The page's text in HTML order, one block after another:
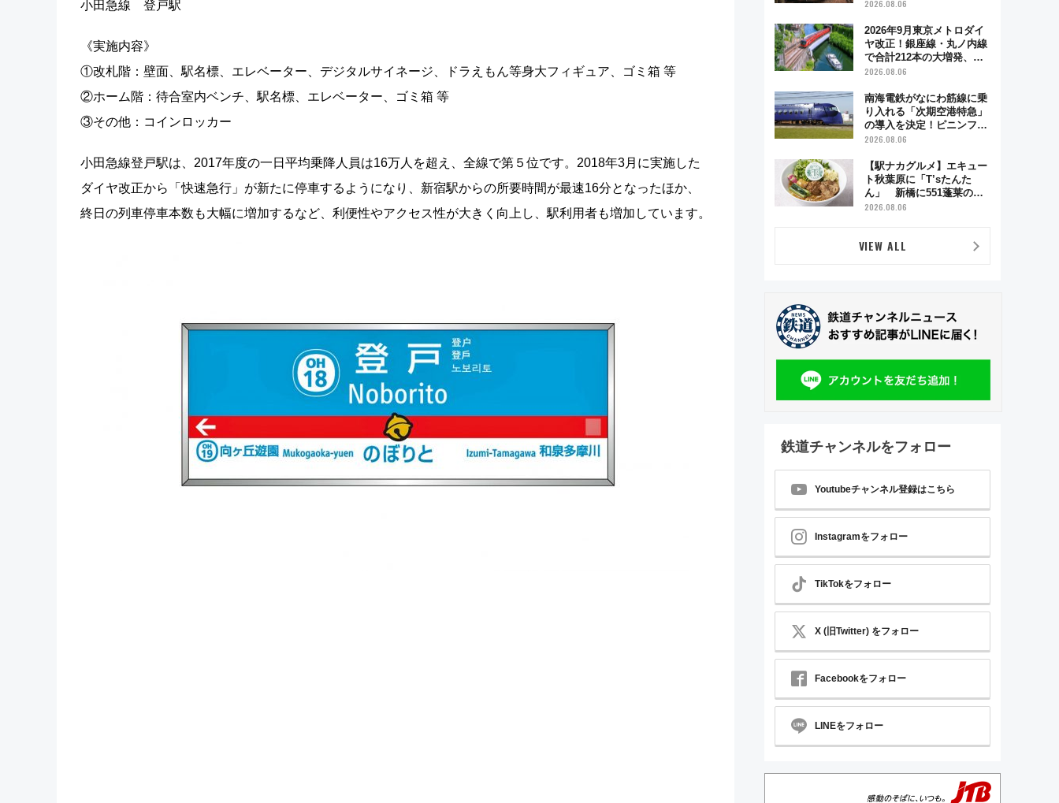
小田急線 登戸駅
《実施内容》
①改札階：壁面、駅名標、エレベーター、デジタルサイネージ、ドラえもん等身大フィギュア、ゴミ箱 等
②ホーム階：待合室内ベンチ、駅名標、エレベーター、ゴミ箱 等
③その他：コインロッカー
小田急線登戸駅は、2017年度の一日平均乗降人員は16万人を超え、全線で第５位です。2018年3月に実施した
ダイヤ改正から「快速急行」が新たに停車するようになり、新宿駅からの所要時間が最速16分となったほか、
終日の列車停車本数も大幅に増加するなど、利便性やアクセス性が大きく向上し、駅利用者も増加しています。
う秋の京都 斉藤雪乃＆福
日「京都の鉄道満喫ツア
ー」開催
2026.08.06
2026年9月東京メトロダイ
ヤ改正！銀座線・丸ノ内線
で合計212本の大増発、混
雑緩和に期待
2026.08.06
南海電鉄がなにわ筋線に乗
り入れる「次期空港特急」
の導入を決定！ピニンファ
リーナによる日本初の鉄道
2026.08.06
【駅ナカグルメ】エキュー
ト秋葉原に「T’sたんた
ん」 新橋に551蓬莱の
DNAを継ぐ「東京豚饅」、
【2026年8月】
2026.08.06
VIEW ALL
鉄道チャンネルをフォロー
Youtubeチャンネル登録はこちら
Instagramをフォロー
TikTokをフォロー
X (旧Twitter) をフォロー
Facebookをフォロー
LINEをフォロー